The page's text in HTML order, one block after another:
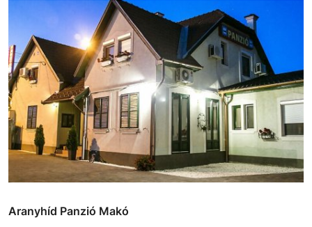
Aranyhíd Panzió Makó